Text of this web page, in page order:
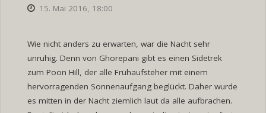
15. Mai 2016, 18:00
Wie nicht anders zu erwarten, war die Nacht sehr
unruhig. Denn von Ghorepani gibt es einen Sidetrek
zum Poon Hill, der alle Frühaufsteher mit einem
hervorragenden Sonnenaufgang beglückt. Daher wurde
es mitten in der Nacht ziemlich laut da alle aufbrachen.